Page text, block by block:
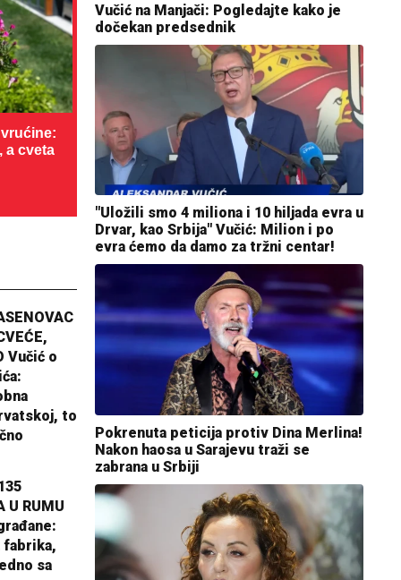
a cveta
Vučić o
to
U RUMU
fabrika,
sa
Vučić na Manjači: Pogledajte kako je
dočekan predsednik
"Uložili smo 4 miliona i 10 hiljada evra u
Drvar, kao Srbija" Vučić: Milion i po
evra ćemo da damo za tržni centar!
Pokrenuta peticija protiv Dina Merlina!
Nakon haosa u Sarajevu traži se
zabrana u Srbiji